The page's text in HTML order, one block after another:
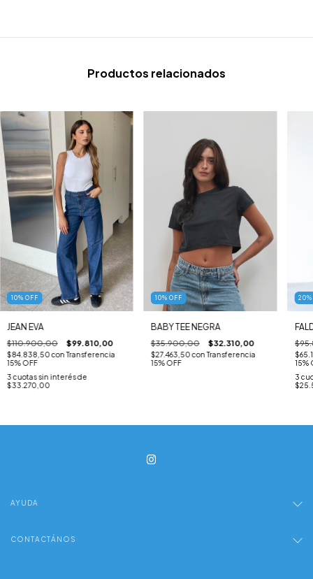
Productos relacionados
10% OFF
JEAN EVA
$110.900,00 $99.810,00
$84.838,50con Transferencia
15% OFF
3 cuotas sin interés de
$33.270,00
10% OFF
BABY TEE NEGRA
$35.900,00 $32.310,00
$27.463,50con Transferencia
15% OFF
20
15%
3
AYUDA
CONTACTÁNOS